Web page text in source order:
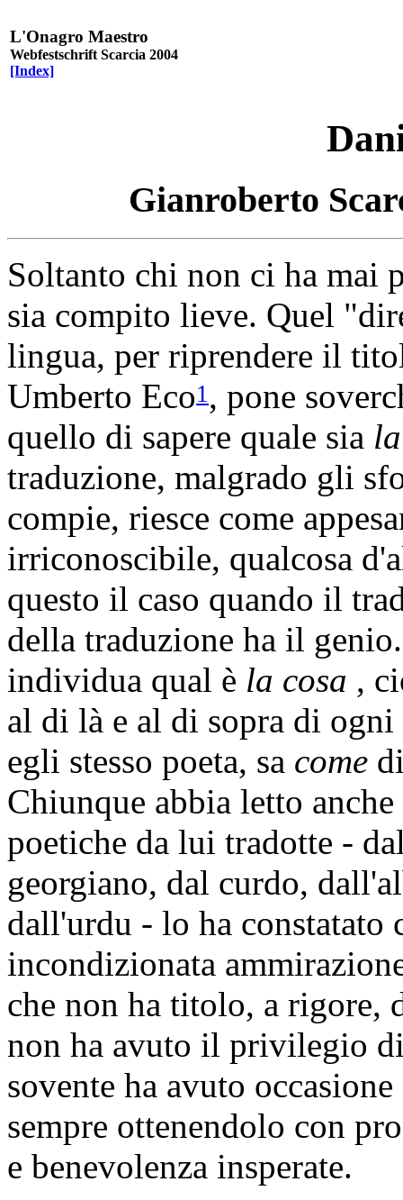
L'Onagro Maestro
Webfestschrift Scarcia 2004
[Index]
Gianroberto
Soltanto chi non ci ha mai
sia compito lieve. Quel
lingua, per riprendere il
Umberto Eco1, pone
quello di sapere quale sia
traduzione, malgrado gli
compie, riesce come
irriconoscibile, qualcosa
questo il caso quando il
della traduzione ha il
individua qual è la cosa ,
al di là e al di sopra di
egli stesso poeta, sa come
Chiunque abbia letto
poetiche da lui tradotte -
georgiano, dal curdo,
dall'urdu - lo ha constatato
incondizionata
che non ha titolo, a
non ha avuto il privilegio
sovente ha avuto
sempre ottenendolo con
e benevolenza insperate.